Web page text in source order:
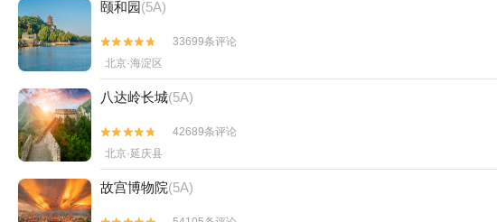
颐和园(5A)


33699条评论
北京·海淀区
八达岭长城(5A)


42689条评论
北京·延庆县
故宫博物院(5A)